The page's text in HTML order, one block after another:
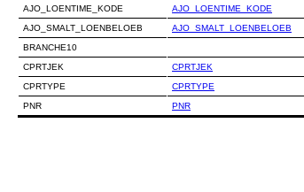
AJO_LOENTIME_KODE
AJO_LOENTIME_KODE
AJO_SMALT_LOENBELOEB
AJO_SMALT_LOENBELOEB
BRANCHE10
CPRTJEK
CPRTJEK
CPRTYPE
CPRTYPE
PNR
PNR